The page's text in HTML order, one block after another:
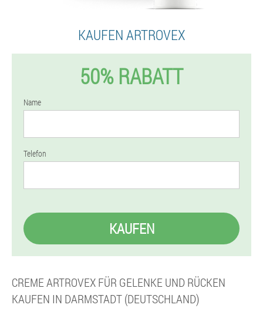
KAUFEN ARTROVEX
50% RABATT
Name
Telefon
KAUFEN
CREME ARTROVEX FÜR GELENKE UND RÜCKEN
KAUFEN IN DARMSTADT (DEUTSCHLAND)